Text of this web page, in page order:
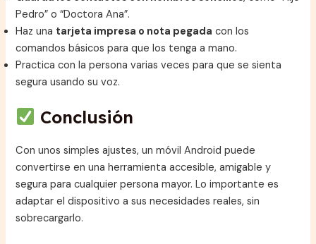
Pedro” o “Doctora Ana”.
Haz una tarjeta impresa o nota pegada con los
comandos básicos para que los tenga a mano.
Practica con la persona varias veces para que se sienta
segura usando su voz.
Conclusión
Con unos simples ajustes, un móvil Android puede
convertirse en una herramienta accesible, amigable y
segura para cualquier persona mayor. Lo importante es
adaptar el dispositivo a sus necesidades reales, sin
sobrecargarlo.